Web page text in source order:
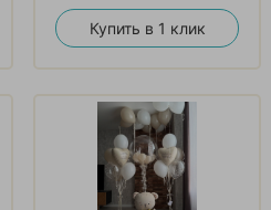
Купить в 1 клик